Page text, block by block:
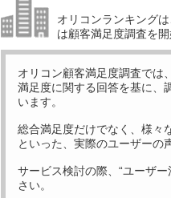
オリコンランキング
は顧客満足度調査を
オリコン顧客満足度調査では
満足度に関する回答を基に、
います。
総合満足度だけでなく、様々
といった、実際のユーザーの
サービス検討の際、“ユーザ
さい。